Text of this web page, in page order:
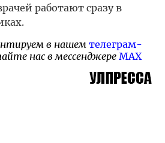
работают сразу в
в нашем телеграм-
нас в мессенджере MAX